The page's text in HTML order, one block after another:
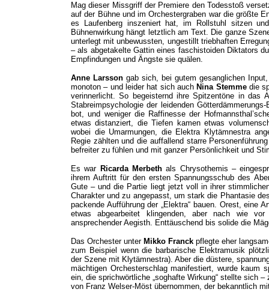
Mag dieser Missgriff der Premiere den Todesstoß
auf der Bühne und im Orchestergraben war die größte
es Laufenberg inszeniert hat, im Rollstuhl sitzen
Bühnenwirkung hängt letztlich am Text. Die ganze
unterlegt mit unbewussten, ungestillt triebhaften
– als abgetakelte Gattin eines faschistoiden Diktators
Empfindungen und Ängste sie quälen.
Anne Larssongab sich, bei gutem gesanglichen
monoton – und leider hat sich auch Nina Stemmedie
verinnerlicht. So begeisternd ihre Spitzentöne in das
Stabreimpsychologie der leidenden
bot, und weniger die Raffinesse der
etwas distanziert, die Tiefen kamen etwas
wobei die Umarmungen, die Elektra Klytämnestra
Regie zählten und die auffallend starre
befreiter zu fühlen und mit ganzer Persönlichkeit und
Es war Ricarda Merbeth als Chrysothemis –
ihrem Auftritt für den ersten Spannungsschub des
Gute – und die Partie liegt jetzt voll in ihrer
Charakter und zu angepasst, um stark die Phantasie
packende Aufführung der „Elektra“ bauen. Orest, eine
etwas abgearbeitet klingenden, aber nach wie vor
ansprechender Aegisth. Enttäuschend bis solide die
Das Orchester unter Mikko Franck pflegte eher
zum Beispiel wenn die barbarische Elektramusik
der Szene mit Klytämnestra). Aber die düstere,
mächtigen Orchesterschlag manifestiert, wurde kaum
ein, die sprichwörtliche „soghafte Wirkung“ stellte sich
von Franz Welser-Möst übernommen, der bekanntlich